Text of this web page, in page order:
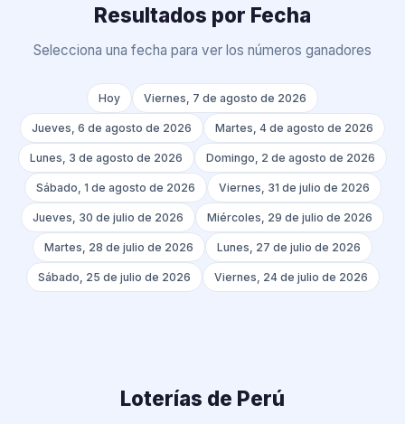
Resultados por Fecha
Selecciona una fecha para ver los números ganadores
Hoy Viernes, 7 de agosto de 2026
Jueves, 6 de agosto de 2026 Martes, 4 de agosto de 2026
Lunes, 3 de agosto de 2026 Domingo, 2 de agosto de 2026
Sábado, 1 de agosto de 2026 Viernes, 31 de julio de 2026
Jueves, 30 de julio de 2026 Miércoles, 29 de julio de 2026
Martes, 28 de julio de 2026 Lunes, 27 de julio de 2026
Sábado, 25 de julio de 2026 Viernes, 24 de julio de 2026
Loterías de Perú